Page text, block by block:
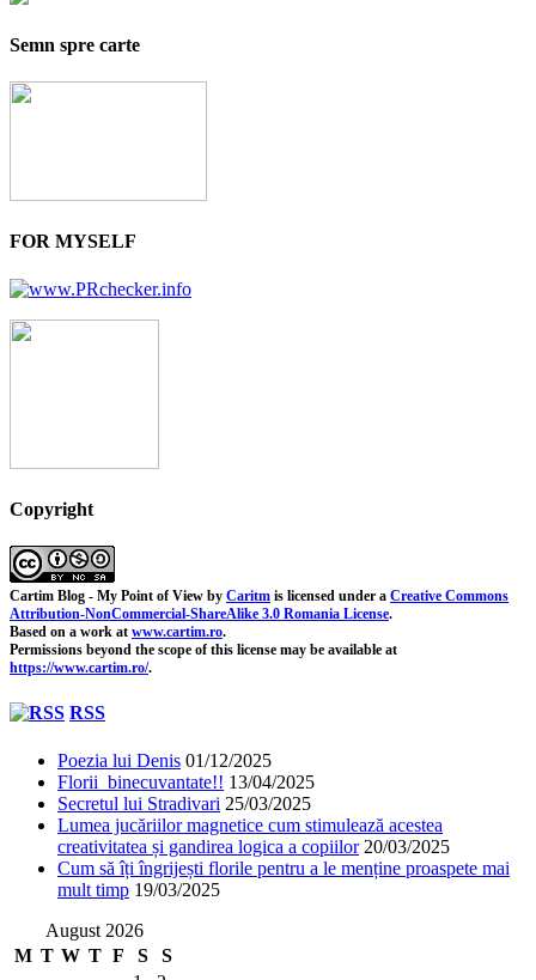
Semn spre carte
FOR MYSELF
Copyright
Cartim Blog - My Point of View by Caritm is licensed under a Creative Commons
Attribution-NonCommercial-ShareAlike 3.0 Romania License.
Based on a work at www.cartim.ro.
Permissions beyond the scope of this license may be available at
https://www.cartim.ro/.
RSS
Poezia lui Denis 01/12/2025
Florii binecuvantate!! 13/04/2025
Secretul lui Stradivari 25/03/2025
Lumea jucăriilor magnetice cum stimulează acestea
creativitatea și gandirea logica a copiilor 20/03/2025
Cum să îți îngrijești florile pentru a le menține proaspete mai
mult timp 19/03/2025
August 2026
M T W T F S
S